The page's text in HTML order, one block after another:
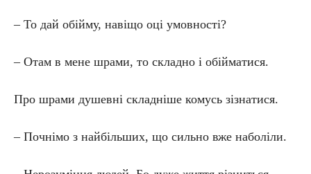
– То дай обійму, навіщо оці умовності?
– Отам в мене шрами, то складно і обійматися.
Про шрами душевні складніше комусь зізнатися.
– Почнімо з найбільших, що сильно вже наболіли.